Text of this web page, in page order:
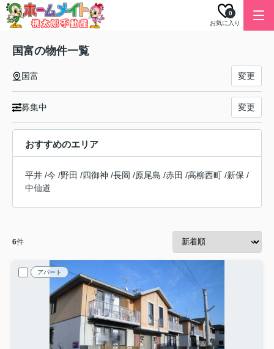
お気に入り
0
国富の物件一覧
国富 変更
募集中 変更
おすすめのエリア
平井 /今 /野田 /四御神 /長岡 /原尾島 /赤田 /高柳西町 /新保 /
中仙道
6件
アパート